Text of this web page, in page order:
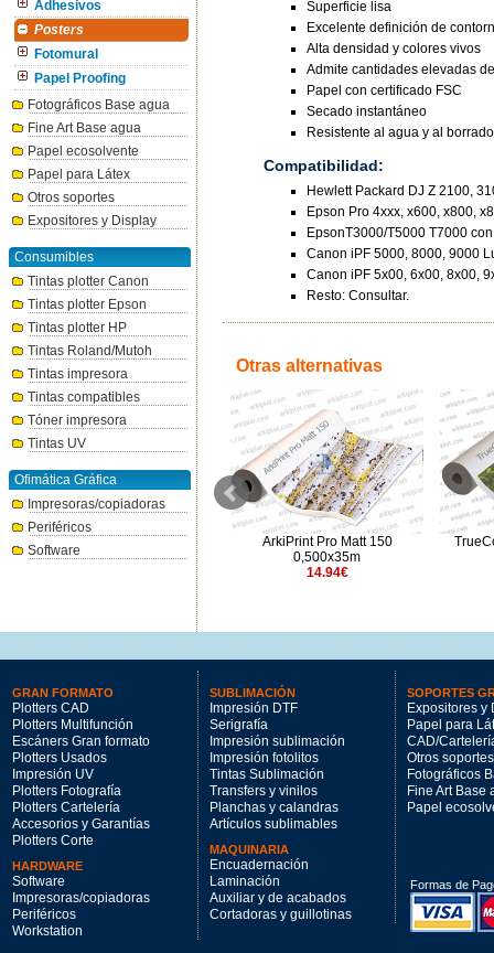
Adhesivos
Posters
Fotomural
Papel Proofing
Fotográficos Base agua
Fine Art Base agua
Papel ecosolvente
Papel para Látex
Otros soportes
Expositores y Display
Consumibles
Tintas plotter Canon
Tintas plotter Epson
Tintas plotter HP
Tintas Roland/Mutoh
Tintas impresora
Tintas compatibles
Tóner impresora
Tintas UV
Ofimática Gráfica
Impresoras/copiadoras
Periféricos
Software
Superficie lisa
Excelente definición de
Alta densidad y colores vivos
Admite cantidades elevadas
Papel con certificado FSC
Secado instantáneo
Resistente al agua y al borrado
Compatibilidad:
Hewlett Packard DJ Z 2100,
Epson Pro 4xxx, x600, x800,
EpsonT3000/T5000 T7000
Canon iPF 5000, 8000, 9000
Canon iPF 5x00, 6x00, 8x00,
Resto: Consultar.
Otras alternativas
TrueColor 140 140g 1,067x30m
27.13€
ArkiPrint Pro Matt 150
0,500x35m
14.94€
GRAN FORMATO
Plotters CAD
Plotters Multifunción
Escáners Gran formato
Plotters Usados
Impresión UV
Plotters Fotografía
Plotters Cartelería
Accesorios y Garantías
Plotters Corte
HARDWARE
Software
Impresoras/copiadoras
Periféricos
Workstation
SUBLIMACIÓN
Impresión DTF
Serigrafía
Impresión sublimación
Impresión fotolitos
Tintas Sublimación
Transfers y vinilos
Planchas y calandras
Artículos sublimables
MAQUINARIA
Encuadernación
Laminación
Auxiliar y de acabados
Cortadoras y guillotinas
SOPORTES
Expositores y
Papel para
CAD/
Otros soportes
Fotográficos
Fine Art Base
Papel
Formas de